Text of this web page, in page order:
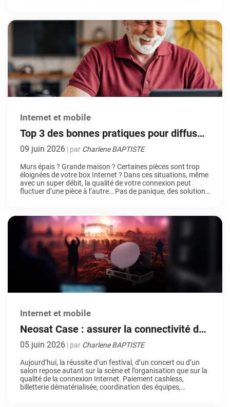
client ou encore les sessions de formation en ligne, notre
Internet et mobile
Top 3 des bonnes pratiques pour diffuser
le Wi-Fi PARTOUT chez vous
09 juin 2026 | par Charlene BAPTISTE
Murs épais ? Grande maison ? Certaines pièces sont trop
éloignées de votre box Internet ? Dans ces situations, même
avec un super débit, la qualité de votre connexion peut
fluctuer d’une pièce à l’autre… Pas de panique, des solutions
Internet et mobile
Neosat Case : assurer la connectivité des
événements et spectacles partout en
05 juin 2026 | par Charlene BAPTISTE
Aujourd’hui, la réussite d’un festival, d’un concert ou d’un
salon repose autant sur la scène et l’organisation que sur la
qualité de la connexion Internet. Paiement cashless,
billetterie dématérialisée, coordination des équipes,